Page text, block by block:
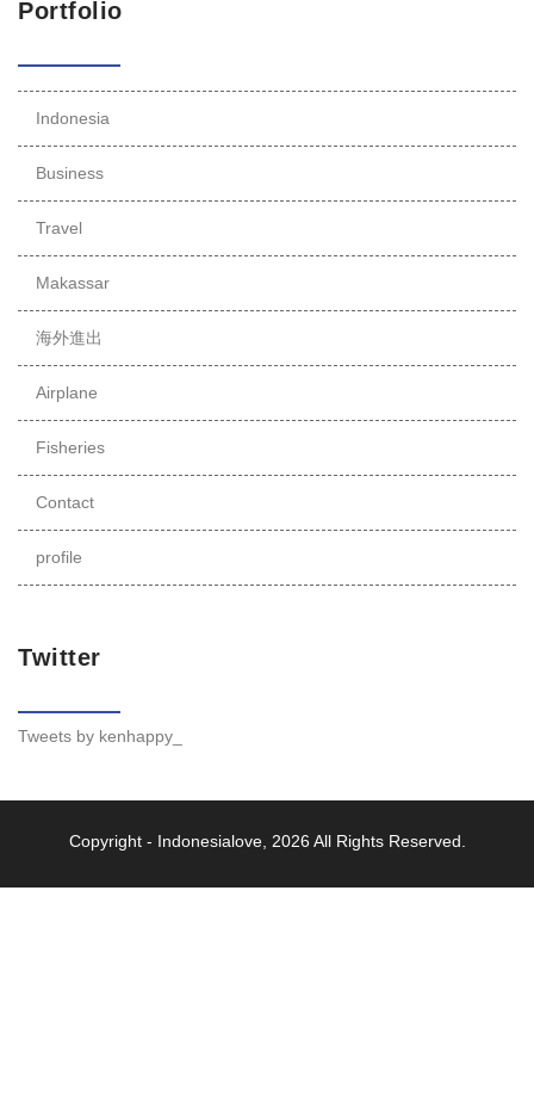
Portfolio
Indonesia
Business
Travel
Makassar
海外進出
Airplane
Fisheries
Contact
profile
Twitter
Tweets by kenhappy_
Copyright - Indonesialove, 2026 All Rights Reserved.